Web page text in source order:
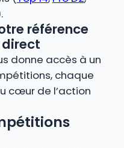
référence
direct
donne accès à un
chaque
cœur de l’action